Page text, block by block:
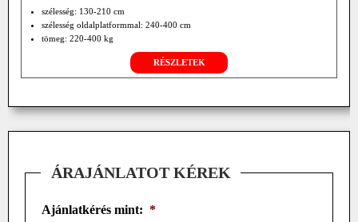
szélesség: 130-210 cm
szélesség oldalplatformmal: 240-400 cm
tömeg: 220-400 kg
RÉSZLETEK
ÁRAJÁNLATOT KÉREK
Ajánlatkérés mint: *